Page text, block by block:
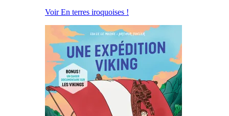
Voir En terres iroquoises !